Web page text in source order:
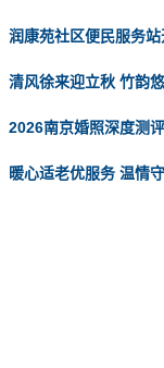
润康苑社区便民服务
清风徐来迎立秋 竹韵
2026南京婚照深度测
暖心适老优服务 温情